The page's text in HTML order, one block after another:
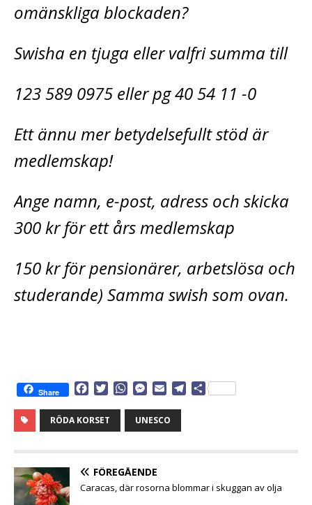
omänskliga blockaden?
Swisha en tjuga eller valfri summa till
123 589 0975 eller pg 40 54 11 -0
Ett ännu mer betydelsefullt stöd är
medlemskap!
Ange namn, e-post, adress och skicka
300 kr för ett års medlemskap
150 kr för pensionärer, arbetslösa och
studerande) Samma swish som ovan.
Share
c
e
o
k
T
i
t
r
W
t
p
p
M
s
s
g
e
a
i
T
m
D
RÖDA KORSET UNESCO
FÖREGÅENDE
Caracas, där rosorna blommar i skuggan av olja